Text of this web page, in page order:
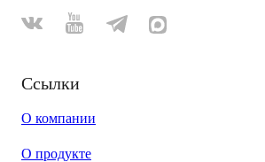
Ссылки
О компании
О продукте